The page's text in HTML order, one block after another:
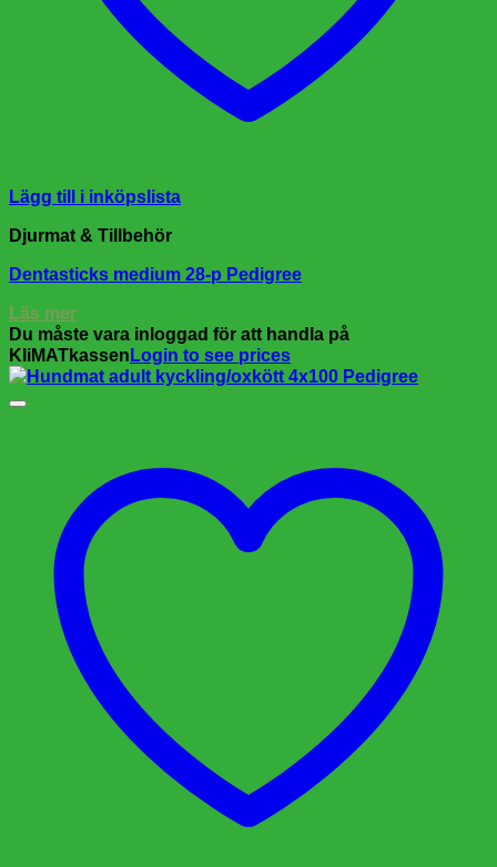
Lägg till i inköpslista
Djurmat & Tillbehör
Dentasticks medium 28-p Pedigree
Läs mer
Du måste vara inloggad för att handla på
KliMATkassen Login to see prices